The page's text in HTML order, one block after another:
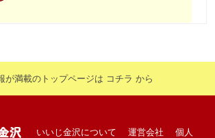
が満載のトップページは コチラ から
いいじ金沢について 運営会社 個人